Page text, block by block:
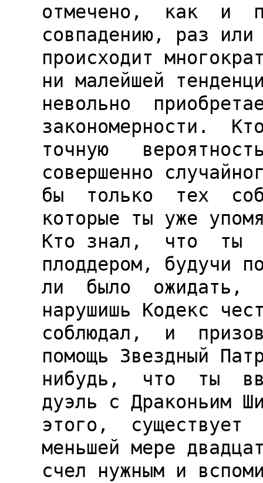
отмечено,  как  и
совпадению, раз
происходит
ни малейшей
невольно
закономерности.
точную
совершенно
бы  только  тех
которые ты уже
Кто знал,  что  ты
плоддером, будучи
ли  было  ожидать,
нарушишь Кодекс
соблюдал,  и
помощь Звездный
нибудь,  что  ты
дуэль с Драконьим
этого,  существует
меньшей мере
счел нужным и